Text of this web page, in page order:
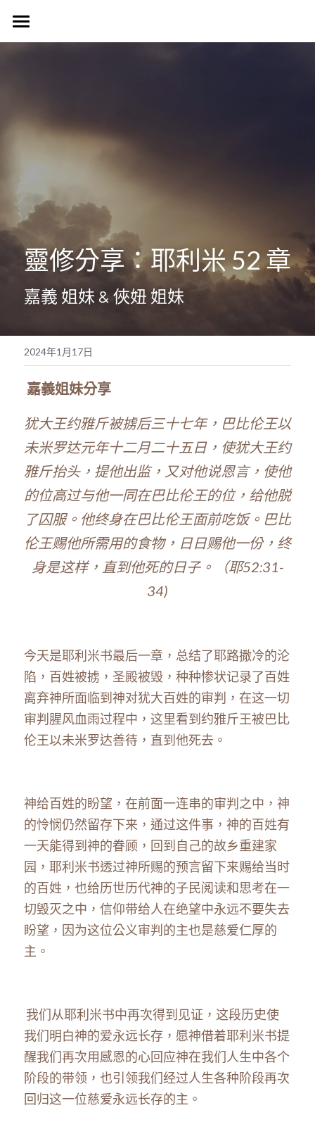
首頁
同工團隊
Harvest 聚會信息
Harvest Choir
禱告會
主題查經
父母團契
生活事神的話
受洗見證
靈修小語
宣教事工
信望愛團契
探訪之行2023
聯絡我們
繁體中文
繁體中文
靈修分享：耶利米 52 章
嘉義 姐妹 & 俠妞 姐妹
2024年1月17日
嘉義姐妹分享
犹大王约雅斤被掳后三十七年，巴比伦王以
未米罗达元年十二月二十五日，使犹大王约
雅斤抬头，提他出监，又对他说恩言，使他
的位高过与他一同在巴比伦王的位，给他脱
了囚服。他终身在巴比伦王面前吃饭。巴比
伦王赐他所需用的食物，日日赐他一份，终
身是这样，直到他死的日子。（耶52:31-
34)
今天是耶利米书最后一章，总结了耶路撒冷的沦
陷，百姓被掳，圣殿被毁，种种惨状记录了百姓
离弃神所面临到神对犹大百姓的审判，在这一切
审判腥风血雨过程中，这里看到约雅斤王被巴比
伦王以未米罗达善待，直到他死去。
神给百姓的盼望，在前面一连串的审判之中，神
的怜悯仍然留存下来，通过这件事，神的百姓有
一天能得到神的眷顾，回到自己的故乡重建家
园，耶利米书透过神所赐的预言留下来赐给当时
的百姓，也给历世历代神的子民阅读和思考在一
切毁灭之中，信仰带给人在绝望中永远不要失去
盼望，因为这位公义审判的主也是慈爱仁厚的
主。
我们明白神的爱永远长存，愿神借着耶利米书提
醒我们再次用感恩的心回应神在我们人生中各个
阶段的带领，也引领我们经过人生各种阶段再次
回归这一位慈爱永远长存的主。